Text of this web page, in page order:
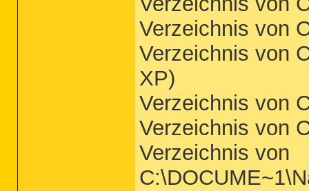
Verzeichnis von
Verzeichnis von
XP)
Verzeichnis von
Verzeichnis von
Verzeichnis von